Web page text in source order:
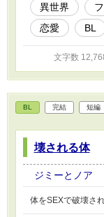
異世界
恋愛
BL
文字数
BL 完結 短編
壊される体
ジミーとノア
体をSEXで破壊さ